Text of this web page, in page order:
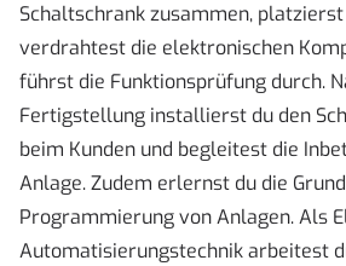
Schaltschrank zusammen, platzierst
verdrahtest die elektronischen
führst die Funktionsprüfung durch.
Fertigstellung installierst du den
beim Kunden und begleitest die
Anlage. Zudem erlernst du die
Programmierung von Anlagen. Als
Automatisierungstechnik arbeitest